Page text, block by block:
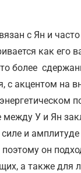
с Ян и часто
как его
более
с акцентом на
между У и Ян
и амплитуде
поэтому он
, а также для